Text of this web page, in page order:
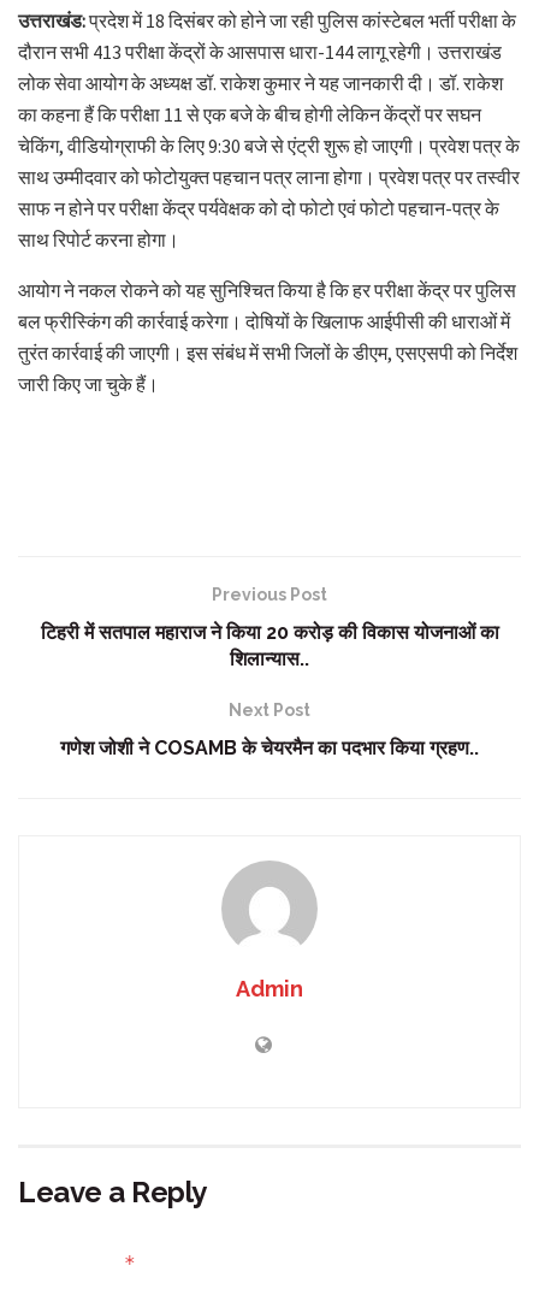
उत्तराखंड:प्रदेश में 18 दिसंबर को होने जा रही पुलिस कांस्टेबल भर्ती परीक्षा के
दौरान सभी 413 परीक्षा केंद्रों के आसपास धारा-144 लागू रहेगी। उत्तराखंड
लोक सेवा आयोग के अध्यक्ष डॉ. राकेश कुमार ने यह जानकारी दी। डॉ. राकेश
का कहना हैं कि परीक्षा 11 से एक बजे के बीच होगी लेकिन केंद्रों पर सघन
चेकिंग, वीडियोग्राफी के लिए 9:30 बजे से एंट्री शुरू हो जाएगी। प्रवेश पत्र के
साथ उम्मीदवार को फोटोयुक्त पहचान पत्र लाना होगा। प्रवेश पत्र पर तस्वीर
साफ न होने पर परीक्षा केंद्र पर्यवेक्षक को दो फोटो एवं फोटो पहचान-पत्र के
साथ रिपोर्ट करना होगा।
आयोग ने नकल रोकने को यह सुनिश्चित किया है कि हर परीक्षा केंद्र पर पुलिस
बल फ्रीस्किंग की कार्रवाई करेगा। दोषियों के खिलाफ आईपीसी की धाराओं में
तुरंत कार्रवाई की जाएगी। इस संबंध में सभी जिलों के डीएम, एसएसपी को निर्देश
जारी किए जा चुके हैं।
Previous Post
टिहरी में सतपाल महाराज ने किया 20 करोड़ की विकास योजनाओं का
शिलान्यास..
Next Post
गणेश जोशी ने COSAMB के चेयरमैन का पदभार किया ग्रहण..
Admin
Leave a Reply
*